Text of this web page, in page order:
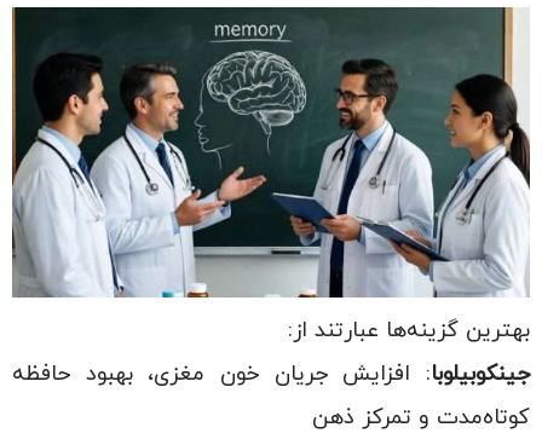
بهترین گزینه‌ها عبارتند از:
جینکوبیلوبا: افزایش جریان خون مغزی، بهبود حافظه
کوتاه‌مدت و تمرکز ذهن